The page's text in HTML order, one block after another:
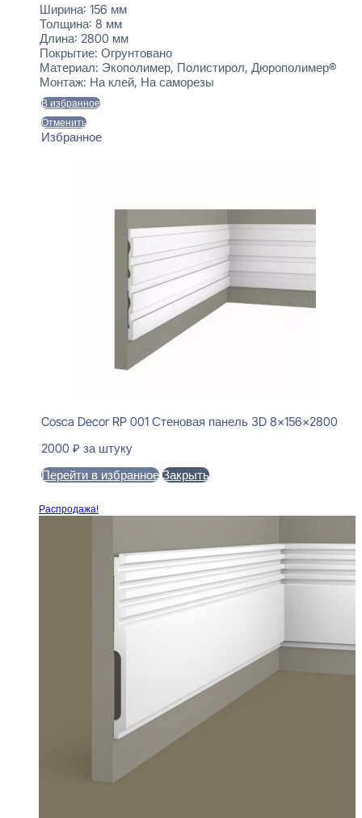
Ширина: 156 мм
Толщина: 8 мм
Длина: 2800 мм
Покрытие: Огрунтовано
Материал: Экополимер, Полистирол, Дюрополимер®
Монтаж: На клей, На саморезы
В избранное
Отменить
Избранное
Cosca Decor RP 001 Стеновая панель 3D 8x156x2800
2000 ₽ за штуку
Перейти в избранное Закрыть
Распродажа!